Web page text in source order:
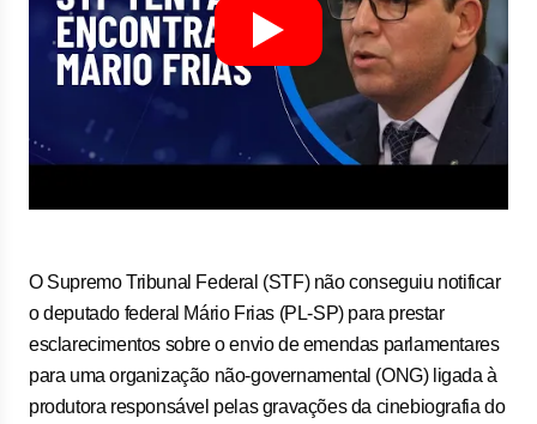
O Supremo Tribunal Federal (STF) não conseguiu notificar
o deputado federal Mário Frias (PL-SP) para prestar
esclarecimentos sobre o envio de emendas parlamentares
para uma organização não-governamental (ONG) ligada à
produtora responsável pelas gravações da cinebiografia do